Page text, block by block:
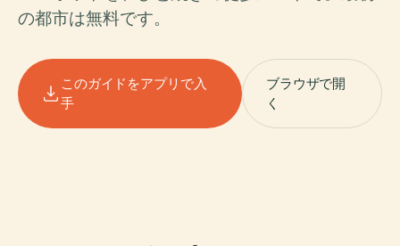
の都市は無料です。
このガイドをアプリで入
手
ブラウザで開
く